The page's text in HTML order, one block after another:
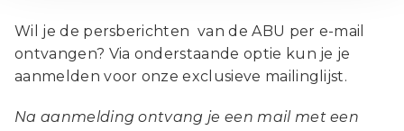
Wil je de persberichten van de ABU per e-mail
ontvangen? Via onderstaande optie kun je je
aanmelden voor onze exclusieve mailinglijst.
Na aanmelding ontvang je een mail met een